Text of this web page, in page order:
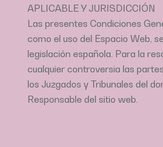
APLICABLE Y JURISDICCIÓN
Las presentes Condiciones
como el uso del Espacio Web,
legislación española. Para la
cualquier controversia las
los Juzgados y Tribunales del
Responsable del sitio web.